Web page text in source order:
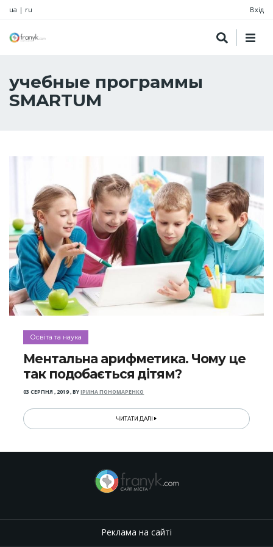
ua | ru Вхід
учебные программы
SMARTUM
Освіта та наука
Ментальна арифметика. Чому це
так подобається дітям?
03 СЕРПНЯ , 2019,BYІРИНА ПОНОМАРЕНКО
ЧИТАТИ ДАЛІ
Реклама на сайті